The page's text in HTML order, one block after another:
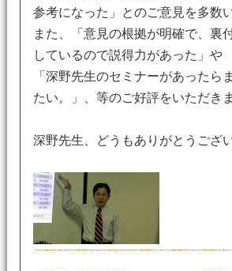
参考になった」とのご意見を多数
また、「意見の根拠が明確で、裏
しているので説得力があった」や
「深野先生のセミナーがあったら
たい。」、等のご好評をいただき
深野先生、どうもありがとうござ